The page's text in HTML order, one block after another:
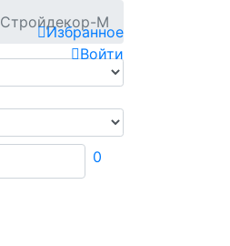
Избранное
Войти
0
Стройдекор-М